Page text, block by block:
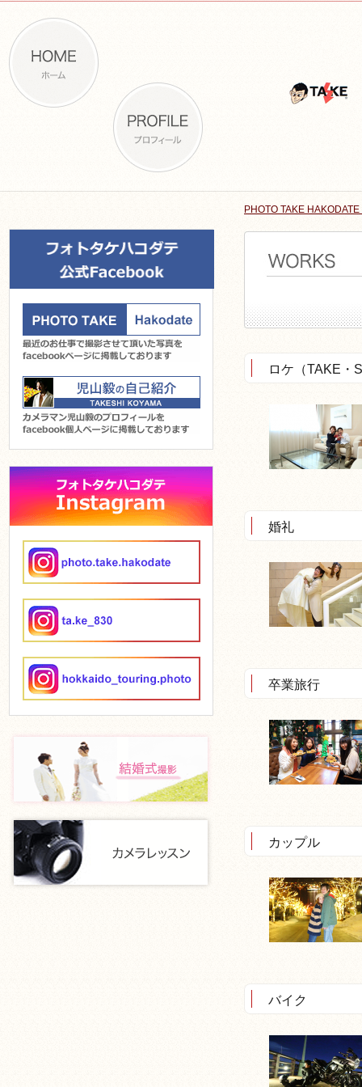
PHOTO TAKE
ロケ（TAKE・
婚礼
卒業旅行
カップル
バイク